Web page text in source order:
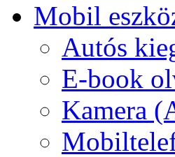
Mobil
Autós
E-book
Kamera